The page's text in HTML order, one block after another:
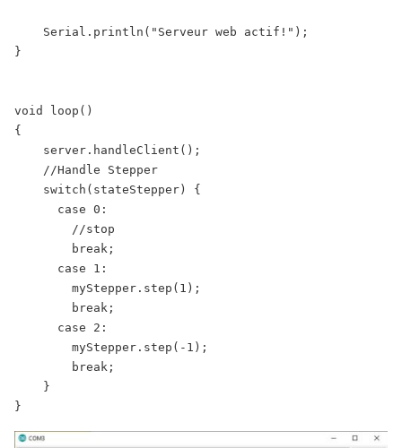
Serial.println("Serveur web actif!");
}
void loop()
{
server.handleClient();
//Handle Stepper
switch(stateStepper) {
case 0:
//stop
break;
case 1:
myStepper.step(1);
break;
case 2:
myStepper.step(-1);
break;
}
}